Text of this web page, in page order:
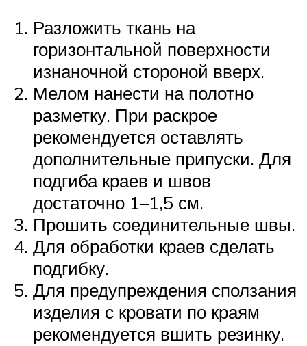
Разложить ткань на
горизонтальной поверхности
изнаночной стороной вверх.
Мелом нанести на полотно
разметку. При раскрое
рекомендуется оставлять
дополнительные припуски. Для
подгиба краев и швов
достаточно 1–1,5 см.
Прошить соединительные швы.
Для обработки краев сделать
подгибку.
Для предупреждения сползания
изделия с кровати по краям
рекомендуется вшить резинку.